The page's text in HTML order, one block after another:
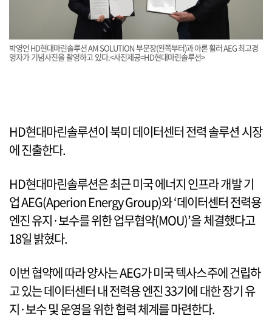
박영언 HD현대마린솔루션 AM SOLUTION 부문장(왼쪽부터)과 아론 휠러 AEG 최고경
영자가 기념사진을 촬영하고 있다.<사진제공=HD현대마린솔루션>
HD현대마린솔루션이 북미 데이터센터 전력 솔루션 시장
에 진출한다.
HD현대마린솔루션은 최근 미국 에너지 인프라 개발 기
업 AEG(Aperion Energy Group)와 ‘데이터센터 전력용
엔진 유지·보수를 위한 업무협약(MOU)’을 체결했다고
18일 밝혔다.
이번 협약에 따라 양사는 AEG가 미국 텍사스주에 건립하
고 있는 데이터센터 내 전력용 엔진 33기에 대한 장기 유
지·보수 및 운영을 위한 협력 체계를 마련한다.